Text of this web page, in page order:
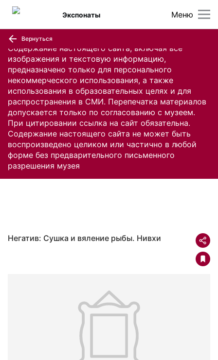
Содержание настоящего сайта, включая все
изображения и текстовую информацию,
предназначено только для персонального
некоммерческого использования, а также
использования в образовательных целях и для
распространения в СМИ. Перепечатка материалов
допускается только по согласованию с музеем.
При цитировании ссылка на сайт обязательна.
Содержание настоящего сайта не может быть
воспроизведено целиком или частично в любой
форме без предварительного письменного
разрешения музея
Меню
Экспонаты
Вернуться
Негатив: Сушка и вяление рыбы. Нивхи